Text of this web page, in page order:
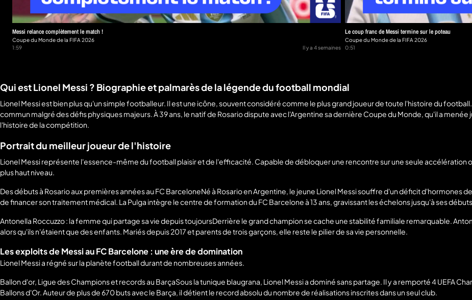
Messi relance complètement le match !
Coupe du Monde de la FIFA 2026
1:59
Il y a 4 semaines
Le coup franc de Messi termine sur le poteau
Coupe du Monde de la FIFA 2026
0:51
Qui est Lionel Messi ? Biographie et palmarès de la légende du football mondial
Lionel Messi est bien plus qu'un simple footballeur. Il est une icône, souvent considéré comme le plus grand joueur de toute l'histoire du
commun malgré des défis physiques majeurs. À 39 ans, le natif de Rosario dispute avec l'Argentine sa dernière Coupe du Monde, qu'il a
l'histoire de la compétition.
Portrait du meilleur joueur de l'histoire
Lionel Messi représente l'essence-même du football plaisir et de l'efficacité. Capable de débloquer une rencontre sur une seule accélération
plus haut niveau.
Des débuts à Rosario aux premières années au FC BarceloneNé à Rosario en Argentine, le jeune Lionel Messi souffre d'un déficit d'hormones
de financer son traitement médical. La Pulga intègre le centre de formation du FC Barcelone à 13 ans, gravissant les échelons jusqu'à ses
Antonella Roccuzzo : la femme qui partage sa vie depuis toujoursDerrière le grand champion se cache une stabilité familiale remarquable.
alors qu'ils n'étaient que des enfants. Mariés depuis 2017 et parents de trois garçons, elle reste le pilier de sa vie personnelle.
Les exploits de Messi au FC Barcelone : une ère de domination
Lionel Messi a régné sur la planète football durant de nombreuses années.
Ballon d'or, Ligue des Champions et records au BarçaSous la tunique blaugrana, Lionel Messi a dominé sans partage. Il y a remporté 4 UEFA
Ballons d'Or. Auteur de plus de 670 buts avec le Barça, il détient le record absolu du nombre de réalisations inscrites dans un seul club.